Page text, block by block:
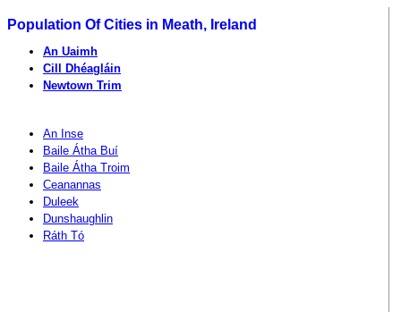
Population Of Cities in Meath, Ireland
An Uaimh
Cill Dhéagláin
Newtown Trim
An Inse
Baile Átha Buí
Baile Átha Troim
Ceanannas
Duleek
Dunshaughlin
Ráth Tó